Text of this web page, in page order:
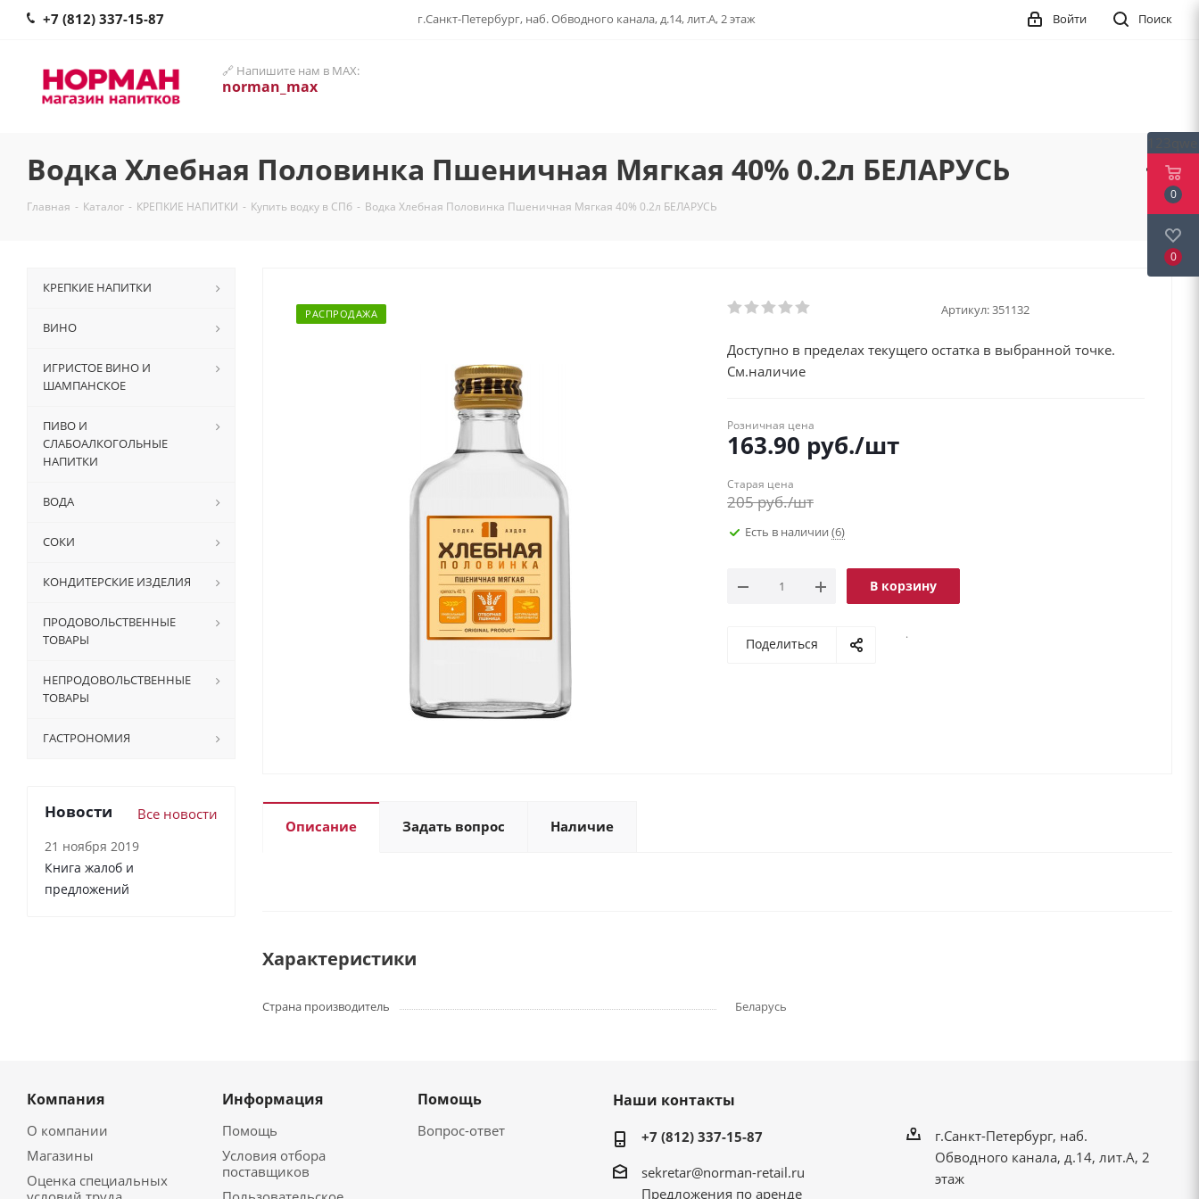
+7 (812) 337-15-87 г.Санкт-Петербург, наб. Обводного канала, д.14, лит.А, 2 этаж Поиск
Войти
🔗 Напишите нам в MAX:
norman_max
Водка Хлебная Половинка Пшеничная Мягкая 40% 0.2л БЕЛАРУСЬ
Главная - Каталог - КРЕПКИЕ НАПИТКИ - Купить водку в СПб - Водка Хлебная Половинка Пшеничная Мягкая 40% 0.2л БЕЛАРУСЬ
РАСПРОДАЖА Артикул:351132
Доступно в пределах текущего остатка в выбранной точке.
См.наличие
Розничная цена
163.90 руб./шт
Старая цена
205руб./шт
Есть в наличии (6)
В корзину
Поделиться
.
Описание Задать вопрос Наличие
Характеристики
Страна производитель Беларусь
КРЕПКИЕ НАПИТКИ
ВИНО
ИГРИСТОЕ ВИНО И
ШАМПАНСКОЕ
ПИВО И
СЛАБОАЛКОГОЛЬНЫЕ
НАПИТКИ
ВОДА
СОКИ
КОНДИТЕРСКИЕ ИЗДЕЛИЯ
ПРОДОВОЛЬСТВЕННЫЕ
ТОВАРЫ
НЕПРОДОВОЛЬСТВЕННЫЕ
ТОВАРЫ
ГАСТРОНОМИЯ
Новости Все новости
21 ноября 2019
Книга жалоб и
предложений
Компания
О компании
Магазины
Оценка специальных
Информация
Помощь
Условия отбора
поставщиков
Помощь
Вопрос-ответ
Наши контакты
+7 (812) 337-15-87
sekretar@norman-retail.ru
Предложения по аренде
г.Санкт-Петербург, наб.
Обводного канала, д.14, лит.А, 2
этаж
0
0